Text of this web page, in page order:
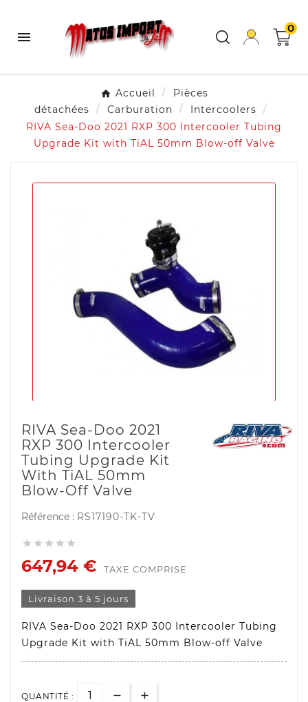

0
Accueil
Pièces
détachées
Carburation
Intercoolers
RIVA Sea-Doo 2021 RXP 300 Intercooler Tubing
Upgrade Kit with TiAL 50mm Blow-off Valve
RIVA Sea-Doo 2021
RXP 300 Intercooler
Tubing Upgrade Kit
With TiAL 50mm
Blow-Off Valve
Référence : RS17190-TK-TV
    
647,94 € TAXE COMPRISE
Livraison 3 à 5 jours
RIVA Sea-Doo 2021 RXP 300 Intercooler Tubing
Upgrade Kit with TiAL 50mm Blow-off Valve
QUANTITÉ :